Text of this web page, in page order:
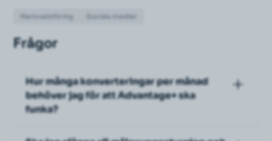
Marknadsföring Sociala medier
Frågor
Hur många konverteringar per månad
behöver jag för att Advantage+ ska
funka?